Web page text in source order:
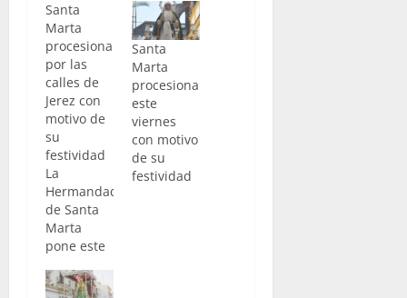
Santa
Marta
procesiona
por las
calles de
Jerez con
motivo de
su
festividad
La
Hermandad
de Santa
Marta
pone este
calle a su
Santa
Marta
procesiona
este
viernes
con motivo
de su
festividad